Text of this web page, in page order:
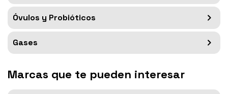
Óvulos y Probióticos
Gases
Marcas que te pueden interesar